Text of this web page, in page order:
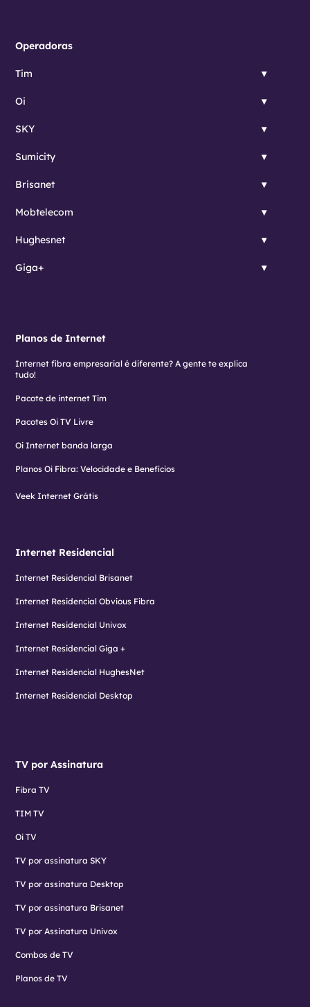
Operadoras
Tim
Oi
SKY
Sumicity
Brisanet
Mobtelecom
Hughesnet
Giga+
Planos de Internet
Internet fibra empresarial é diferente? A gente te explica
tudo!
Pacote de internet Tim
Pacotes Oi TV Livre
Oi Internet banda larga
Planos Oi Fibra: Velocidade e Benefícios
Veek Internet Grátis
Internet Residencial
Internet Residencial Brisanet
Internet Residencial Obvious Fibra
Internet Residencial Univox
Internet Residencial Giga +
Internet Residencial HughesNet
Internet Residencial Desktop
TV por Assinatura
Fibra TV
TIM TV
Oi TV
TV por assinatura SKY
TV por assinatura Desktop
TV por assinatura Brisanet
TV por Assinatura Univox
Combos de TV
Planos de TV